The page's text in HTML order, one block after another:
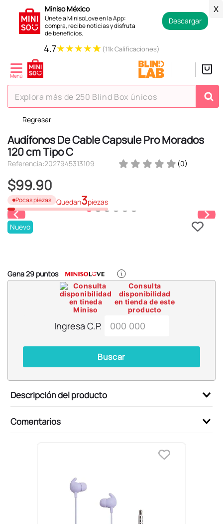
Miniso México
Únete a MinisoLove en la App:
compra, recibe noticias y disfruta
de beneficios.
Descargar
X
4.7★★★★★ (11k Calificaciones)
Explora más de 250 Blind Box únicos
Regresar
Audífonos De Cable Capsule Pro Morados
120 cm Tipo C
Referencia:2027945313109 (0)
$99.90
Pocas piezas Quedan3piezas
Nuevo
Gana29 puntos
Consulta
disponibilidad
en tienda de este
producto
Ingresa C.P.
Buscar
Descripción del producto
Comentarios
TÉRMINOS MÁS BUSCADOS
1.
hello kitty
2.
spiderman
4.
osito cariñosito
5.
blind box
6.
pokemon
9.
chiikawas